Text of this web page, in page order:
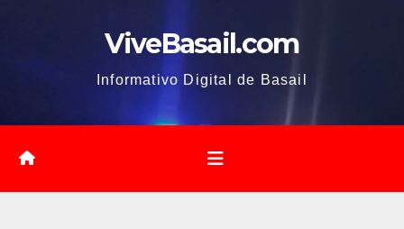
ViveBasail.com
Informativo Digital de Basail